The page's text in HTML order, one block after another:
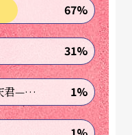
67%
31%
《转生到异世界成为嘉庆君—发现我的祖先是诈骗集团!?》 1%